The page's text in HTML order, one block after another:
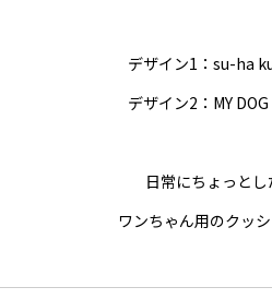
デザイン1：su-ha
デザイン2：MY
日常にちょっと
ワンちゃん用のクッ